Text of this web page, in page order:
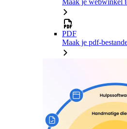
Maak je webwinkel
PDF
Maak je pdf-